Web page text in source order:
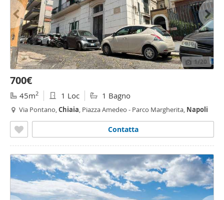
1/20
700€
45m2 1 Loc 1 Bagno
Via Pontano,Chiaia, Piazza Amedeo - Parco Margherita, Napoli
Contatta